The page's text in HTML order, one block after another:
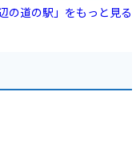
知られる鹿川渓谷など、自
ります。 道の駅で販
猪肉まんも人気です。
辺の道の駅」をもっと見る